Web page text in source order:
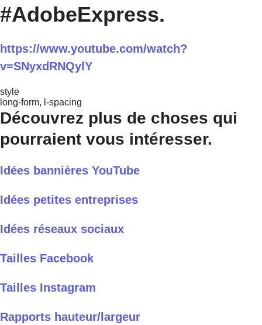
#AdobeExpress.
https://www.youtube.com/watch?
v=SNyxdRNQylY
style
long-form, l-spacing
Découvrez plus de choses qui
pourraient vous intéresser.
Idées bannières YouTube
Idées petites entreprises
Idées réseaux sociaux
Tailles Facebook
Tailles Instagram
Rapports hauteur/largeur